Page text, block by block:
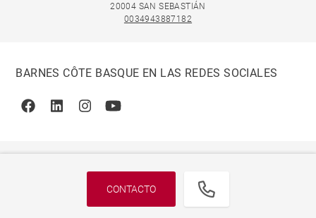
CONTACTO
20004 SAN SEBASTIÁN
0034943887182
BARNES CÔTE BASQUE EN LAS REDES SOCIALES
FacebookLinkedinInstagramYoutube
© 2026 BARNES, INTERNATIONAL REALTY - BARNES
INTERNATIONAL